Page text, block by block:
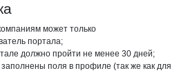
может только
портала;
должно пройти не менее 30 дней;
поля в профиле (так же как для